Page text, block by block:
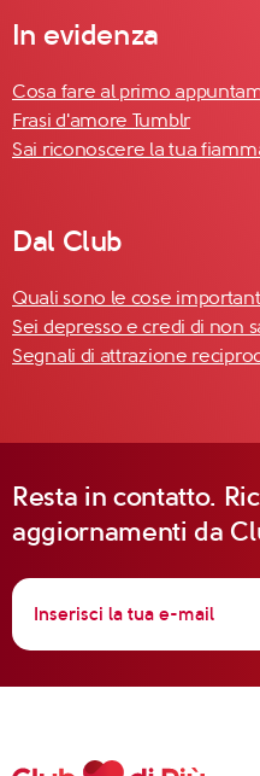
In evidenza
Cosa fare al primo
Frasi d'amore Tumblr
Sai riconoscere la tua
Dal Club
Quali sono le cose
Sei depresso e credi di non
Segnali di attrazione
Resta in contatto.
aggiornamenti da